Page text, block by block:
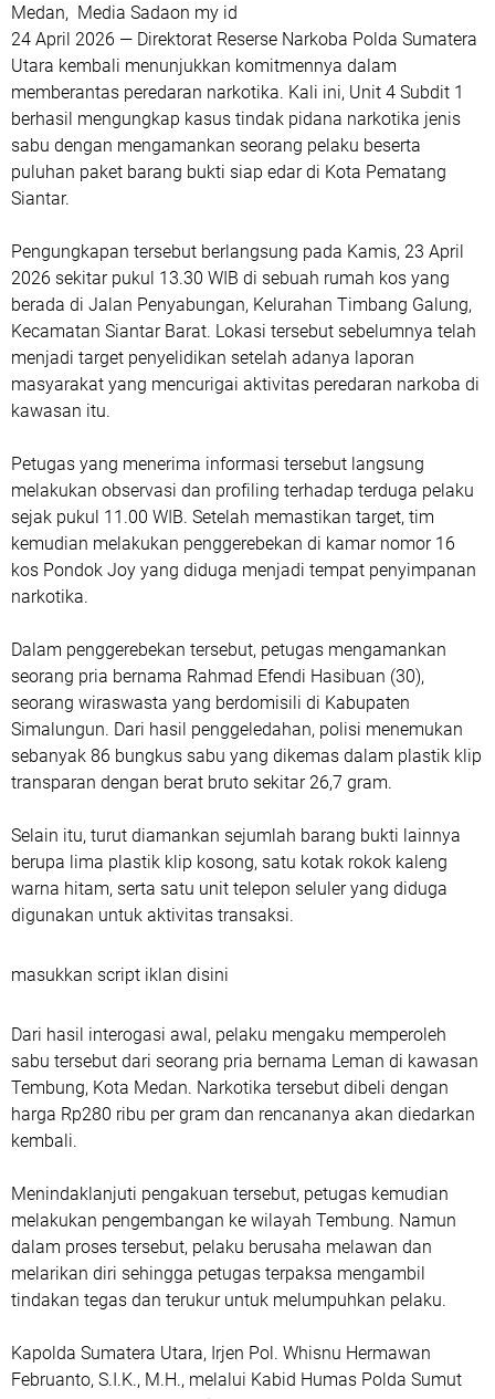
Medan, Media Sadaon my id
24 April 2026 — Direktorat Reserse Narkoba Polda Sumatera
Utara kembali menunjukkan komitmennya dalam
memberantas peredaran narkotika. Kali ini, Unit 4 Subdit 1
berhasil mengungkap kasus tindak pidana narkotika jenis
sabu dengan mengamankan seorang pelaku beserta
puluhan paket barang bukti siap edar di Kota Pematang
Siantar.
Pengungkapan tersebut berlangsung pada Kamis, 23 April
2026 sekitar pukul 13.30 WIB di sebuah rumah kos yang
berada di Jalan Penyabungan, Kelurahan Timbang Galung,
Kecamatan Siantar Barat. Lokasi tersebut sebelumnya telah
menjadi target penyelidikan setelah adanya laporan
masyarakat yang mencurigai aktivitas peredaran narkoba di
kawasan itu.
Petugas yang menerima informasi tersebut langsung
melakukan observasi dan profiling terhadap terduga pelaku
sejak pukul 11.00 WIB. Setelah memastikan target, tim
kemudian melakukan penggerebekan di kamar nomor 16
kos Pondok Joy yang diduga menjadi tempat penyimpanan
narkotika.
Dalam penggerebekan tersebut, petugas mengamankan
seorang pria bernama Rahmad Efendi Hasibuan (30),
seorang wiraswasta yang berdomisili di Kabupaten
Simalungun. Dari hasil penggeledahan, polisi menemukan
sebanyak 86 bungkus sabu yang dikemas dalam plastik klip
transparan dengan berat bruto sekitar 26,7 gram.
Selain itu, turut diamankan sejumlah barang bukti lainnya
berupa lima plastik klip kosong, satu kotak rokok kaleng
warna hitam, serta satu unit telepon seluler yang diduga
digunakan untuk aktivitas transaksi.
masukkan script iklan disini
Dari hasil interogasi awal, pelaku mengaku memperoleh
sabu tersebut dari seorang pria bernama Leman di kawasan
Tembung, Kota Medan. Narkotika tersebut dibeli dengan
harga Rp280 ribu per gram dan rencananya akan diedarkan
kembali.
Menindaklanjuti pengakuan tersebut, petugas kemudian
melakukan pengembangan ke wilayah Tembung. Namun
dalam proses tersebut, pelaku berusaha melawan dan
melarikan diri sehingga petugas terpaksa mengambil
tindakan tegas dan terukur untuk melumpuhkan pelaku.
Kapolda Sumatera Utara, Irjen Pol. Whisnu Hermawan
Februanto, S.I.K., M.H., melalui Kabid Humas Polda Sumut